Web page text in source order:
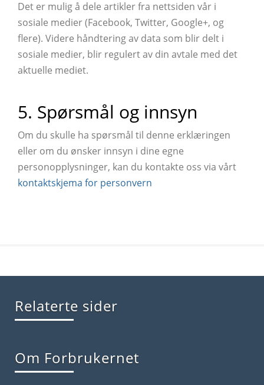
Det er mulig å dele artikler fra nettsiden vår i
sosiale medier (Facebook, Twitter, Google+, og
flere). Videre håndtering av data som blir delt i
sosiale medier, blir regulert av din avtale med det
aktuelle mediet.
5. Spørsmål og innsyn
Om du skulle ha spørsmål til denne erklæringen
eller om du ønsker innsyn i dine egne
personopplysninger, kan du kontakte oss via vårt
kontaktskjema for personvern
Relaterte sider
Om Forbrukernet